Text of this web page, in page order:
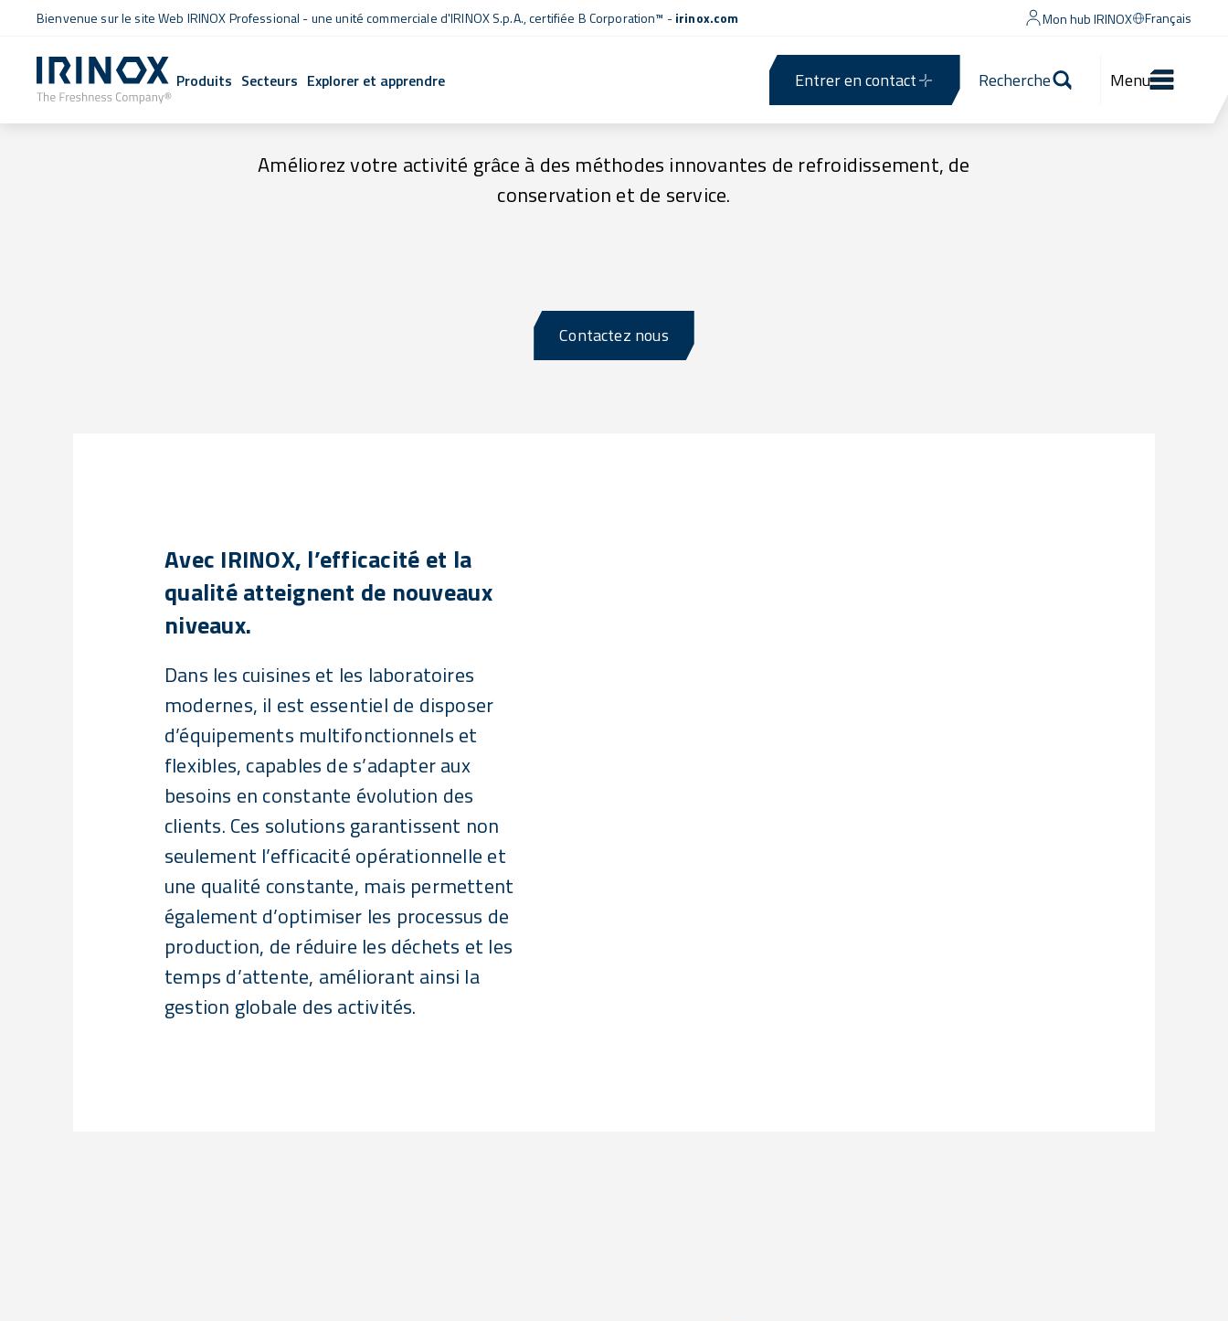
Bienvenue sur le site Web IRINOX Professional - une unité commerciale d'IRINOX S.p.A.,certifiée B Corporation™ -irinox.com Mon hub IRINOX Français
Produits Secteurs Explorer et apprendre Entrer en contact Recherche Menu
Améliorez votre activité grâce à des méthodes innovantes de refroidissement, de
conservation et de service.
Contactez nous
Avec IRINOX, l’efficacité et la
qualité atteignent de nouveaux
niveaux.
Dans les cuisines et les laboratoires
modernes, il est essentiel de disposer
d’équipements multifonctionnels et
flexibles, capables de s’adapter aux
besoins en constante évolution des
clients. Ces solutions garantissent non
seulement l’efficacité opérationnelle et
une qualité constante, mais permettent
également d’optimiser les processus de
production, de réduire les déchets et les
temps d’attente, améliorant ainsi la
gestion globale des activités.